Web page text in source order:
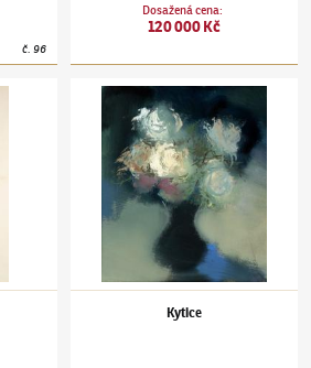
č. 96
Dosažená cena:
120 000 Kč
Jiří Trnka(1912–1969)Kytice
Kytice